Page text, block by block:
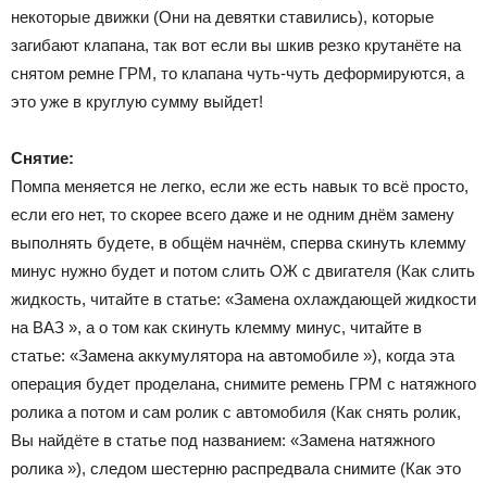
некоторые движки (Они на девятки ставились), которые
загибают клапана, так вот если вы шкив резко крутанёте на
снятом ремне ГРМ, то клапана чуть-чуть деформируются, а
это уже в круглую сумму выйдет!
Снятие:
Помпа меняется не легко, если же есть навык то всё просто,
если его нет, то скорее всего даже и не одним днём замену
выполнять будете, в общём начнём, сперва скинуть клемму
минус нужно будет и потом слить ОЖ с двигателя (Как слить
жидкость, читайте в статье: «Замена охлаждающей жидкости
на ВАЗ », а о том как скинуть клемму минус, читайте в
статье: «Замена аккумулятора на автомобиле »), когда эта
операция будет проделана, снимите ремень ГРМ с натяжного
ролика а потом и сам ролик с автомобиля (Как снять ролик,
Вы найдёте в статье под названием: «Замена натяжного
ролика »), следом шестерню распредвала снимите (Как это